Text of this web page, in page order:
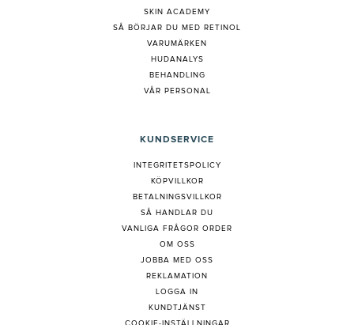
SKIN ACADEMY
SÅ BÖRJAR DU MED RETINOL
VARUMÄRKEN
HUDANALYS
BEHANDLING
VÅR PERSONAL
KUNDSERVICE
INTEGRITETSPOLICY
KÖPVILLKOR
BETALNINGSVILLKOR
SÅ HANDLAR DU
VANLIGA FRÅGOR ORDER
OM OSS
JOBBA MED OSS
REKLAMATION
LOGGA IN
KUNDTJÄNST